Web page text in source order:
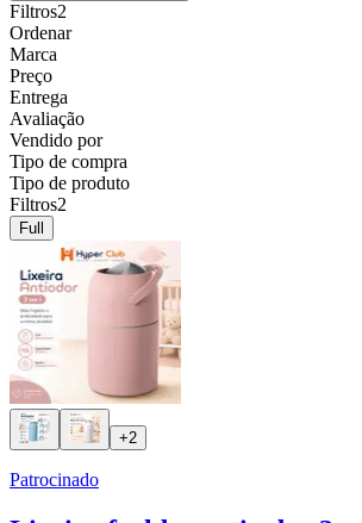
Filtros2
Ordenar
Marca
Preço
Entrega
Avaliação
Vendido por
Tipo de compra
Tipo de produto
Filtros2
Full
+2
Patrocinado